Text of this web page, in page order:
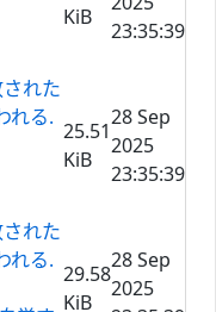
KiB
23:35:39
れた
れる.
25.51
KiB
28 Sep
2025
23:35:39
れた
れる.
29.58
KiB
28 Sep
2025